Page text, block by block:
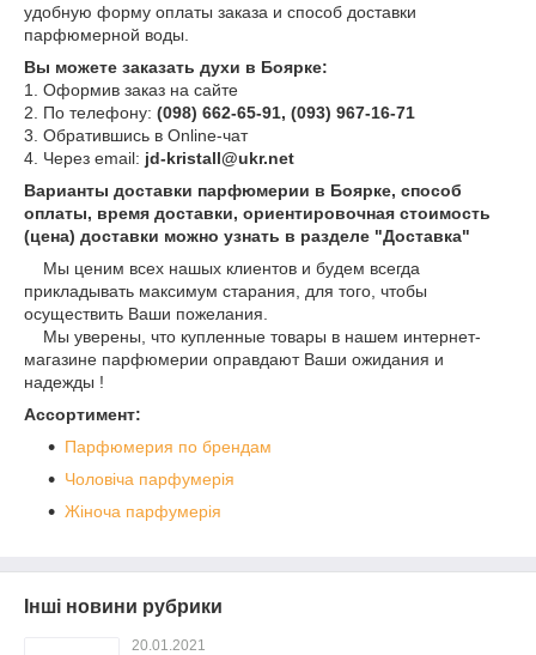
удобную форму оплаты заказа и способ доставки
парфюмерной воды.
Вы можете заказать духи в Боярке:
1. Оформив заказ на сайте
2. По телефону: (098) 662-65-91, (093) 967-16-71
3. Обратившись в Online-чат
4. Через email: jd-kristall@ukr.net
Варианты доставки парфюмерии в Боярке, способ
оплаты, время доставки, ориентировочная стоимость
(цена) доставки можно узнать в разделе "Доставка"
Мы ценим всех нашых клиентов и будем всегда
прикладывать максимум старания, для того, чтобы
осуществить Ваши пожелания.
Мы уверены, что купленные товары в нашем интернет-
магазине парфюмерии оправдают Ваши ожидания и
надежды !
Ассортимент:
Парфюмерия по брендам
Чоловіча парфумерія
Жіноча парфумерія
Інші новини рубрики
20.01.2021